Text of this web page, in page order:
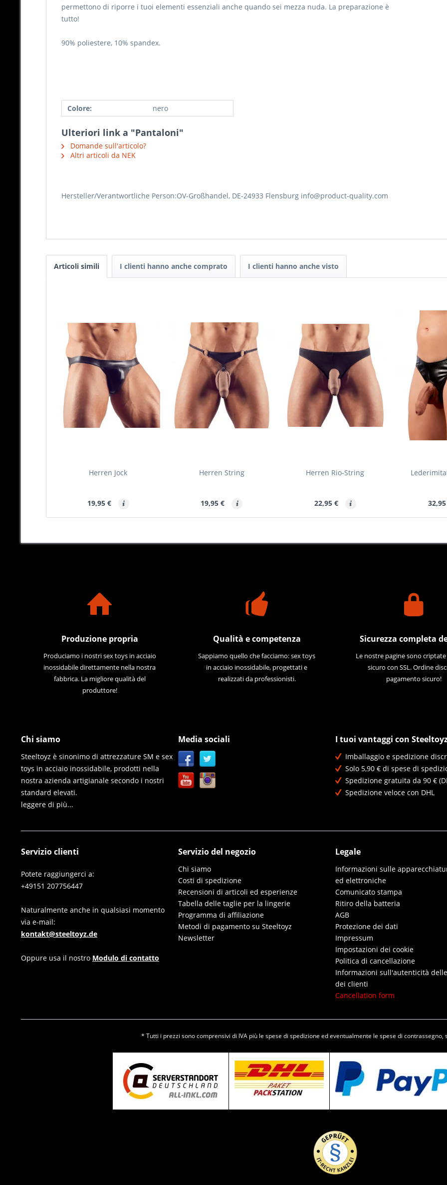
permettono di riporre i tuoi elementi essenziali anche quando sei mezza nuda. La preparazione è
tutto!
90% poliestere, 10% spandex.
Colore: nero
Ulteriori link a "Pantaloni"
Domande sull'articolo?
Altri articoli da NEK
Hersteller/Verantwortliche Person:OV-Großhandel, DE-24933 Flensburg info@product-quality.com
Articoli simili I clienti hanno anche comprato I clienti hanno anche visto
Herren Jock
19,95 €
Herren String
19,95 €
Herren Rio-String
22,95 €
Produzione propria
Produciamo i nostri sex toys in acciaio
inossidabile direttamente nella nostra
fabbrica. La migliore qualità del
produttore!
Qualità e competenza
Sappiamo quello che facciamo: sex toys
in acciaio inossidabile, progettati e
realizzati da professionisti.
Sicurezza completa
Le nostre pagine sono
sicuro con SSL. Ordine
pagamento sicuro!
Chi siamo
Steeltoyz è sinonimo di attrezzature SM e sex
toys in acciaio inossidabile, prodotti nella
nostra azienda artigianale secondo i nostri
standard elevati.
leggere di più...
Media sociali I tuoi vantaggi con
Imballaggio e spedizione
Solo 5,90 € di spese di
Spedizione gratuita da 90 €
Spedizione veloce con DHL
Servizio clienti
Potete raggiungerci a:
+49151 207756447
Naturalmente anche in qualsiasi momento
via e-mail:
kontakt@steeltoyz.de
Oppure usa il nostro Modulo di contatto
Servizio del negozio
Chi siamo
Costi di spedizione
Recensioni di articoli ed esperienze
Tabella delle taglie per la lingerie
Programma di affiliazione
Metodi di pagamento su Steeltoyz
Newsletter
Legale
Informazioni sulle
ed elettroniche
Comunicato stampa
Ritiro della batteria
AGB
Protezione dei dati
Impressum
Impostazioni dei cookie
Politica di cancellazione
Informazioni sull'autenticità
dei clienti
Cancellation form
* Tutti i prezzi sono comprensivi di IVA più le spese di spedizione ed eventualmente le spese di contrassegno,